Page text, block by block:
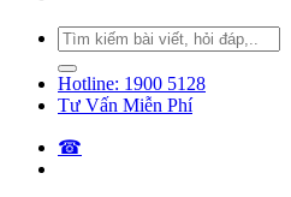
Hotline: 1900 5128
Tư Vấn Miễn Phí
☎︎